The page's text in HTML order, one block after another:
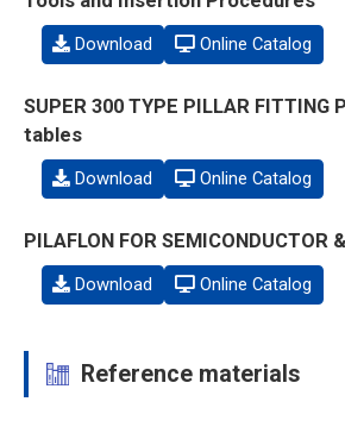
Download Online Catalog
SUPER 300 TYPE PILLAR
tables
Download Online Catalog
PILAFLON FOR SEMICONDUCTOR
Download Online Catalog
Reference materials